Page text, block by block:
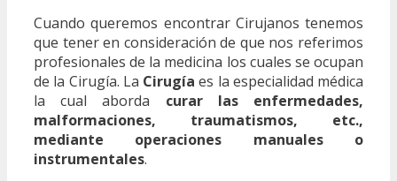
Cuando queremos encontrar Cirujanos tenemos
que tener en consideración de que nos referimos
profesionales de la medicina los cuales se ocupan
de la Cirugía. La Cirugía es la especialidad médica
la cual aborda curar las enfermedades,
malformaciones, traumatismos, etc.,
mediante operaciones manuales o
instrumentales.